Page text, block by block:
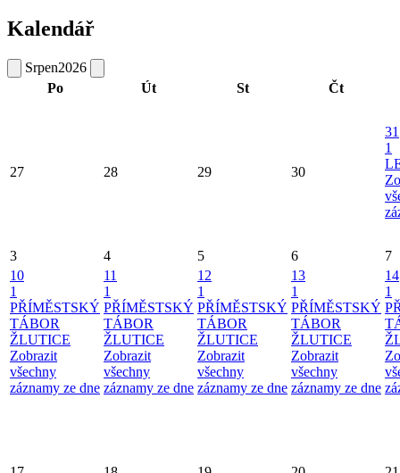
Kalendář
Srpen2026
Po
Út St Čt
27 28 29 30
31
1
3 4 5 6
7
10
1
PŘÍMĚSTSKÝ
TÁBOR
ŽLUTICE
Zobrazit
všechny
záznamy ze dne
11
1
PŘÍMĚSTSKÝ
TÁBOR
ŽLUTICE
Zobrazit
všechny
záznamy ze dne
12
1
PŘÍMĚSTSKÝ
TÁBOR
ŽLUTICE
Zobrazit
všechny
záznamy ze dne
13
1
PŘÍMĚSTSKÝ
TÁBOR
ŽLUTICE
Zobrazit
všechny
záznamy ze dne
14
1